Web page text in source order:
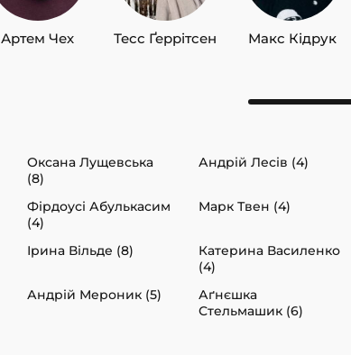
Артем Чех Тесс Ґеррітсен Макс Кідрук
Оксана Лущевська
(8)
Андрій Лесів (4)
Фірдоусі Абулькасим
(4)
Марк Твен (4)
Ірина Вільде (8)
Катерина Василенко
(4)
Андрій Мероник (5)
Аґнєшка
Стельмашик (6)